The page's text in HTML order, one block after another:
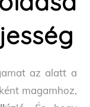
az alatt a
magamhoz,